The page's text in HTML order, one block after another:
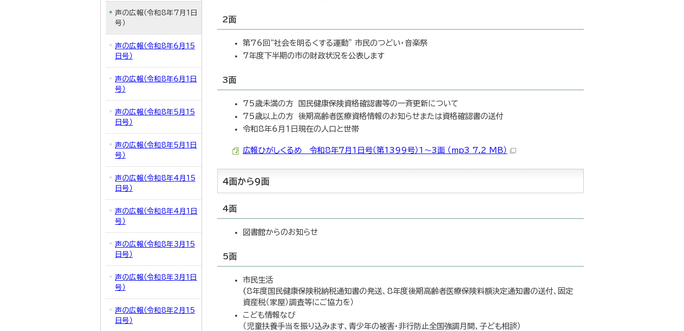
2面
第76回“社会を明るくする運動” 市民のつどい・音楽祭
7年度下半期の市の財政状況を公表します
3面
75歳未満の方 国民健康保険資格確認書等の一斉更新について
75歳以上の方 後期高齢者医療資格情報のお知らせまたは資格確認書の送付
令和8年6月1日現在の人口と世帯
広報ひがしくるめ 令和8年7月1日号（第1399号）1～3面 （mp3 7.2 MB）
4面から9面
4面
図書館からのお知らせ
5面
市民生活
(8年度国民健康保険税納税通知書の発送、8年度後期高齢者医療保険料額決定通知書の送付、固定
資産税（家屋）調査等にご協力を）
こども情報なび
（児童扶養手当を振り込みます、青少年の被害・非行防止全国強調月間、子ども相談）
声の広報（令和8年7月1日
号）
声の広報（令和8年6月15
日号）
声の広報（令和8年6月1日
号）
声の広報（令和8年5月15
日号）
声の広報（令和8年5月1日
号）
声の広報（令和8年4月15
日号）
声の広報（令和8年4月1日
号）
声の広報（令和8年3月15
日号）
声の広報（令和8年3月1日
号）
声の広報（令和8年2月15
日号）